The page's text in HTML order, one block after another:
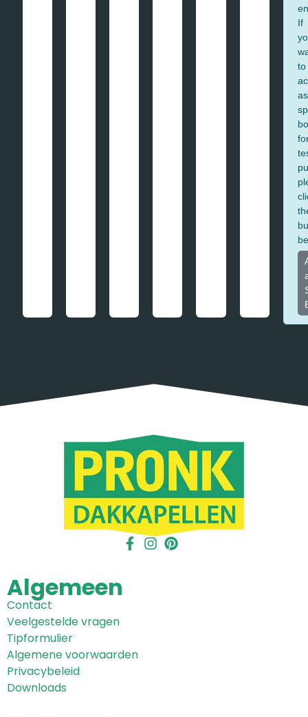
If
to
as
Algemeen
Contact
Veelgestelde vragen
Tipformulier
Algemene voorwaarden
Privacybeleid
Downloads